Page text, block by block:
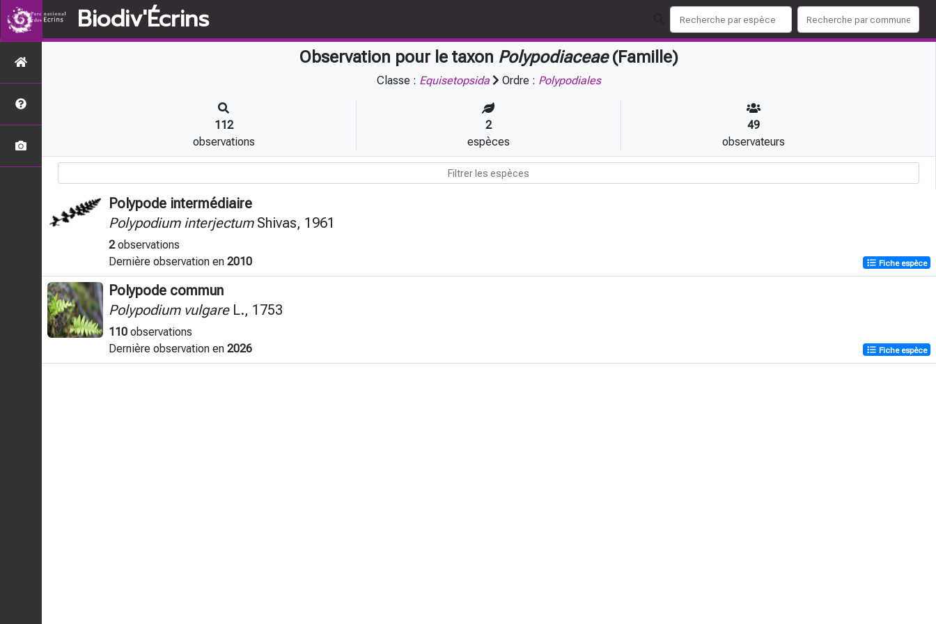
Biodiv'Écrins
Observation pour le taxon Polypodiaceae(Famille)
Classe : Equisetopsida Ordre : Polypodiales
112
observations
2
espèces
49
observateurs
Polypode intermédiaire
Polypodium interjectumShivas, 1961
2observations
Dernière observation en 2010 Fiche espèce
Polypode commun
Polypodium vulgareL., 1753
110 observations
Dernière observation en 2026 Fiche espèce